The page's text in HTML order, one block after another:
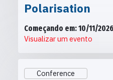
Polarisation
Começando em: 10/11/2026
Visualizar um evento
Conference